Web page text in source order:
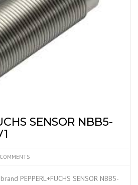
SENSOR NBB5-
PEPPERL+FUCHS SENSOR NBB5-